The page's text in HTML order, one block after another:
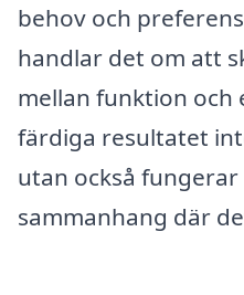
behov och
handlar det om att
mellan funktion och
färdiga resultatet
utan också
sammanhang där